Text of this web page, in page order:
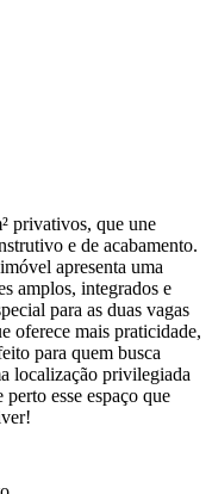
privativos, que une
e de acabamento.
apresenta uma
amplos, integrados e
para as duas vagas
oferece mais praticidade,
para quem busca
localização privilegiada
esse espaço que